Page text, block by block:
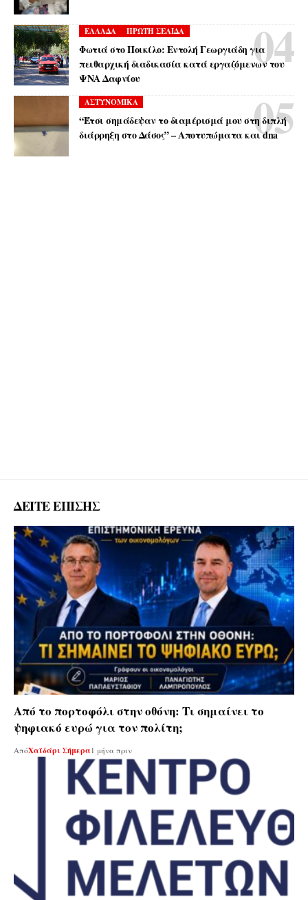
ΕΛΛΑΔΑ ΠΡΩΤΗ ΣΕΛΙΔΑ
Φωτιά στο Ποικίλο: Εντολή Γεωργιάδη για
πειθαρχική διαδικασία κατά εργαζόμενων του
ΨΝΑ Δαφνίου
ΑΣΤΥΝΟΜΙΚΑ
“Έτσι σημάδεψαν το διαμέρισμά μου στη διπλή
διάρρηξη στο Δάσος” – Αποτυπώματα και dna
ΔΕΙΤΕ ΕΠΙΣΗΣ
Από το πορτοφόλι στην οθόνη: Τι σημαίνει το
ψηφιακό ευρώ για τον πολίτη;
ΑπόΧαϊδάρι Σήμερα1 μήνα πριν